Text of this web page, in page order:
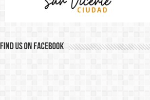
Find us on Facebook